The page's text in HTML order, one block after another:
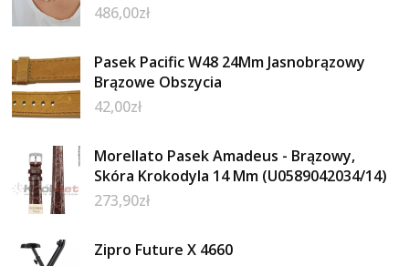
486,00zł
Pasek Pacific W48 24Mm Jasnobrązowy
Brązowe Obszycia
42,00zł
Morellato Pasek Amadeus - Brązowy,
Skóra Krokodyla 14 Mm (U0589042034/14)
273,90zł
Zipro Future X 4660